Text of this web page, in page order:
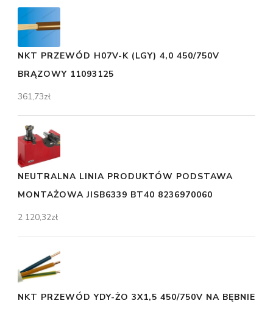
NKT PRZEWÓD H07V-K (LGY) 4,0 450/750V
BRĄZOWY 11093125
361,73zł
NEUTRALNA LINIA PRODUKTÓW PODSTAWA
MONTAŻOWA JISB6339 BT40 8236970060
2 120,32zł
NKT PRZEWÓD YDY-ŻO 3X1,5 450/750V NA BĘBNIE